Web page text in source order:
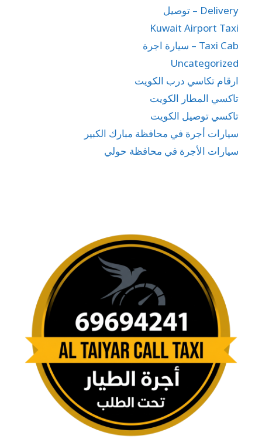
Delivery – توصيل
Kuwait Airport Taxi
Taxi Cab – سيارة اجرة
Uncategorized
ارقام تكاسي درب الكويت
تاكسي المطار الكويت
تاكسي توصيل الكويت
سيارات أجرة في محافظة مبارك الكبير
سيارات الأجرة في محافظة حولي